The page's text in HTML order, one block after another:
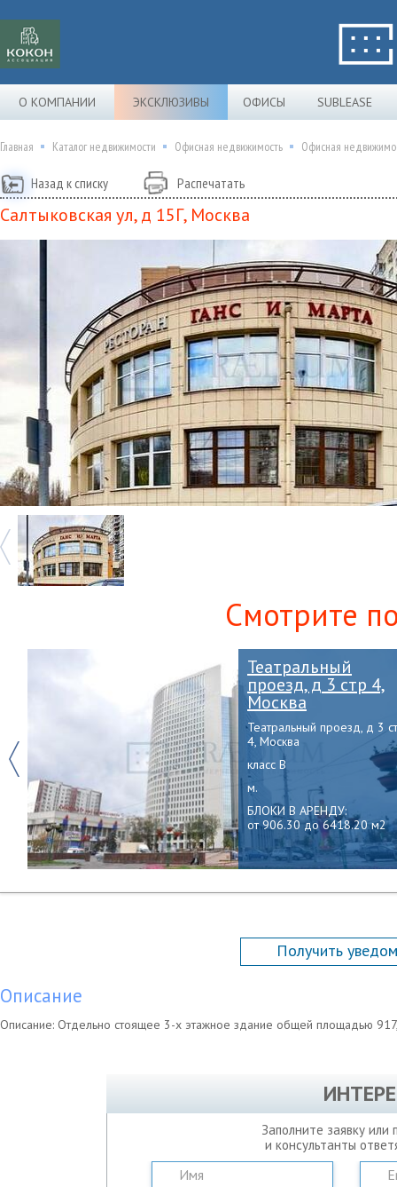
О КОМПАНИИ ЭКСКЛЮЗИВЫ ОФИСЫ SUBLEASE
Главная Каталог недвижимости Офисная недвижимость Офисная
Назад к списку Распечатать
Салтыковская ул, д 15Г, Москва
Смотрите
Театральный
проезд, д 3 стр 4,
Москва
Театральный проезд, д 3
4, Москва
класс B
м.
БЛОКИ В АРЕНДУ:
от 906.30 до 6418.20 м2
Получить
Описание
Описание: Отдельно стоящее 3-х этажное здание общей площадью
Заполните заявку
и консультанты